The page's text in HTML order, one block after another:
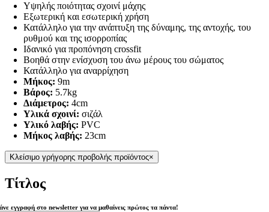
Υψηλής ποιότητας σχοινί μάχης
Εξωτερική και εσωτερική χρήση
Κατάλληλο για την ανάπτυξη της δύναμης, της αντοχής, του
ρυθμού και της ισορροπίας
Ιδανικό για προπόνηση crossfit
Βοηθά στην ενίσχυση του άνω μέρους του σώματος
Κατάλληλο για αναρρίχηση
Μήκος: 9m
Βάρος: 5.7kg
Διάμετρος: 4cm
Υλικά σχοινί: σιζάλ
Υλικό λαβής: PVC
Μήκος λαβής: 23cm
Κλείσιμο γρήγορης προβολής προϊόντος×
Τίτλος
εγγραφή στο newsletter για να μαθαίνεις πρώτος τα πάντα!